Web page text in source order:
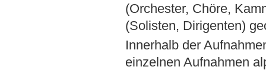
(Orchester, Chöre,
(Solisten, Dirigenten)
Innerhalb der
einzelnen Aufnahmen